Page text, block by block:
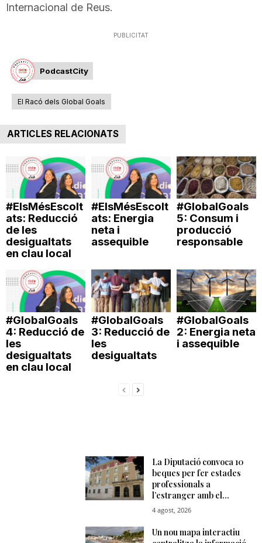
a
Internacional de Reus.
PUBLICITAT
PodcastCity
El Racó dels Global Goals
ARTICLES RELACIONATS
#ElsMésEscolt
ats: Reducció
de les
desigualtats
en clau local
#ElsMésEscolt
ats: Energia
neta i
assequible
#GlobalGoals
5: Consum i
producció
responsable
#GlobalGoals
4: Reducció de
les
desigualtats
en clau local
#GlobalGoals
3: Reducció de
les
desigualtats
#GlobalGoals
2: Energia neta
i assequible